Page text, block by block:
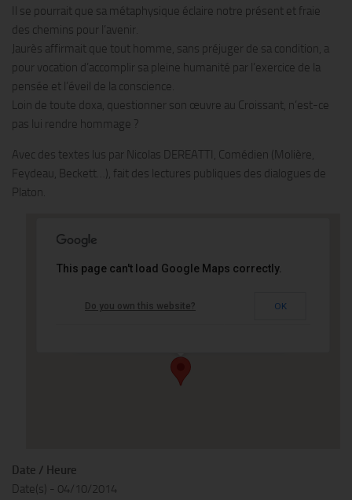
Il se pourrait que sa métaphysique éclaire notre présent et fraie
des chemins pour l’avenir.
Jaurès affirmait que tout homme, sans préjuger de sa condition, a
pour vocation d’accomplir sa pleine humanité par l’exercice de la
pensée et l’éveil de la conscience.
Loin de toute doxa, questionner son œuvre au Croissant, n’est-ce
pas lui rendre hommage ?
Avec des textes lus par Nicolas DEREATTI, Comédien (Molière,
Feydeau, Beckett…), fait des lectures publiques des dialogues de
Platon.
146 rue Montmartre 75002
Paris
Café Le Croissant 146 rue Montmartre 75002
This page can't load Google Maps correctly.
Do you own this website? OK
Date / Heure
Date(s) - 04/10/2014